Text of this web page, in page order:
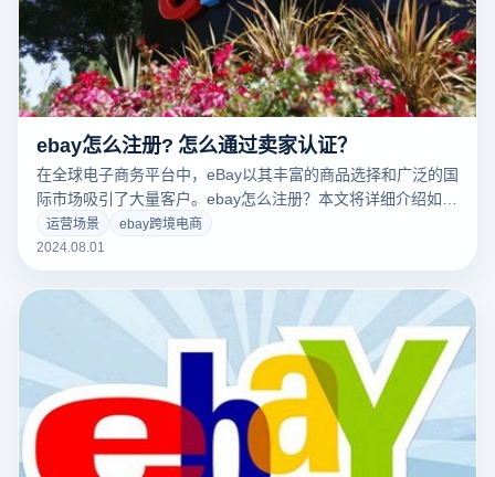
ebay怎么注册? 怎么通过卖家认证？
在全球电子商务平台中，eBay以其丰富的商品选择和广泛的国
际市场吸引了大量客户。ebay怎么注册？本文将详细介绍如何
在eBay上进行账户注册，并完成卖家认证，帮助您顺利开启电
子商务之旅。
运营场景
ebay跨境电商
2024.08.01